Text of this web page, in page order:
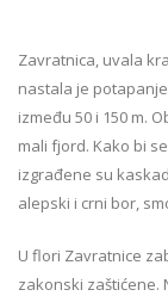
Zavratnica, uvala
nastala je
između 50 i 150 m.
mali fjord. Kako bi
izgrađene su
alepski i crni bor,
U flori Zavratnice
zakonski zaštićene.